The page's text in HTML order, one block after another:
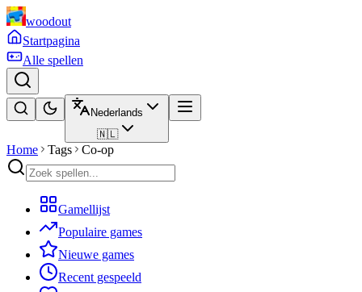
woodout
Startpagina
Alle spellen
Nederlands
🇳🇱
Home Tags Co-op
Gamellijst
Populaire games
Nieuwe games
Recent gespeeld